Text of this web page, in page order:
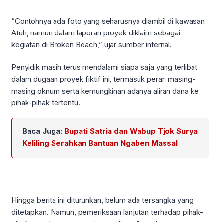
“Contohnya ada foto yang seharusnya diambil di kawasan
Atuh, namun dalam laporan proyek diklaim sebagai
kegiatan di Broken Beach,” ujar sumber internal.
Penyidik masih terus mendalami siapa saja yang terlibat
dalam dugaan proyek fiktif ini, termasuk peran masing-
masing oknum serta kemungkinan adanya aliran dana ke
pihak-pihak tertentu.
Baca Juga: Bupati Satria dan Wabup Tjok Surya
Keliling Serahkan Bantuan Ngaben Massal
Hingga berita ini diturunkan, belum ada tersangka yang
ditetapkan. Namun, pemeriksaan lanjutan terhadap pihak-